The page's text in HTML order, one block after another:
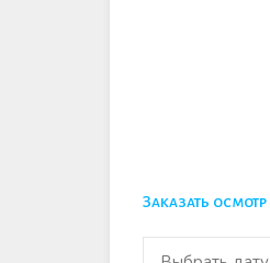
Заказать осмотр